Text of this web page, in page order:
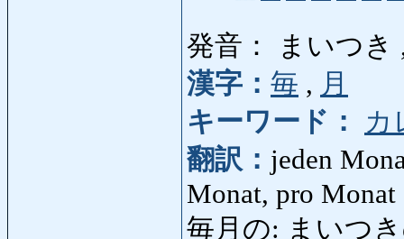
発音： まいつき
漢字： 毎 , 月
キーワード：
カ
翻訳： jeden
Monat, pro Monat
毎月の: まいつ